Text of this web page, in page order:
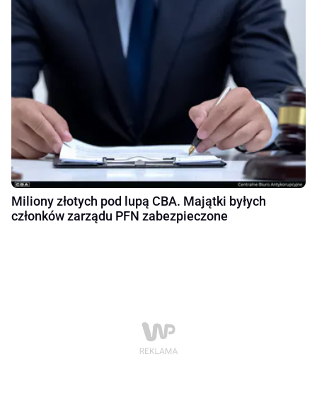
Miliony złotych pod lupą CBA. Majątki byłych
członków zarządu PFN zabezpieczone